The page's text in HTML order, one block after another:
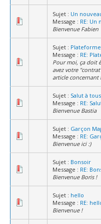
Sujet : Un
Message : RE:
Bienvenue Fabien
Sujet :
Message : RE:
Pour moi, ça doit
avez votre
article concernant
Sujet : Salut à tous
Message : RE:
Bienvenue Bastia
Sujet : Garçon
Message : RE:
Bienvenue ici :)
Sujet : Bonsoir
Message : RE:
Bienvenue Boris !
Sujet : hello
Message : RE:
Bienvenue !